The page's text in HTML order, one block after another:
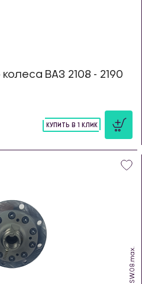
ВАЗ 2108 - 2190
КУПИТЬ В 1 КЛИК
SW.08.max.